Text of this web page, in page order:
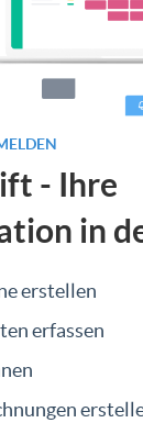
- Ihre
in
erstellen
erfassen